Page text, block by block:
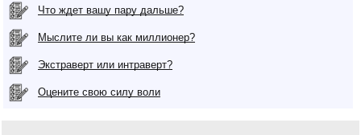
Что ждет вашу пару дальше?
Мыслите ли вы как миллионер?
Экстраверт или интраверт?
Оцените свою силу воли